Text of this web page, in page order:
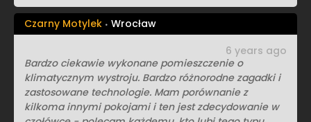
Czarny Motylek Wrocław
Bardzo ciekawie wykonane pomieszczenie o
klimatycznym wystroju. Bardzo różnorodne zagadki i
zastosowane technologie. Mam porównanie z
kilkoma innymi pokojami i ten jest zdecydowanie w
6 years ago